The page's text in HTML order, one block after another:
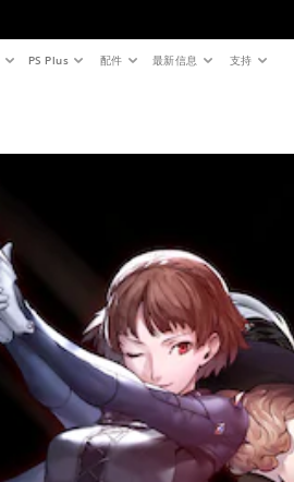
PS Plus 配件 最新信息 支持